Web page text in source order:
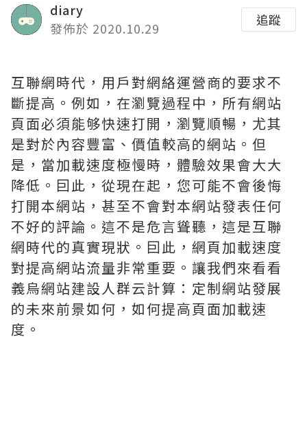
diary
發佈於 2020.10.29
追蹤
互聯網時代，用戶對網絡運營商的要求不
斷提高。例如，在瀏覽過程中，所有網站
頁面必須能够快速打開，瀏覽順暢，尤其
是對於內容豐富、價值較高的網站。但
是，當加載速度極慢時，體驗效果會大大
降低。囙此，從現在起，您可能不會後悔
打開本網站，甚至不會對本網站發表任何
不好的評論。這不是危言聳聽，這是互聯
網時代的真實現狀。囙此，網頁加載速度
對提高網站流量非常重要。讓我們來看看
義烏網站建設人群云計算：定制網站發展
的未來前景如何，如何提高頁面加載速
度。